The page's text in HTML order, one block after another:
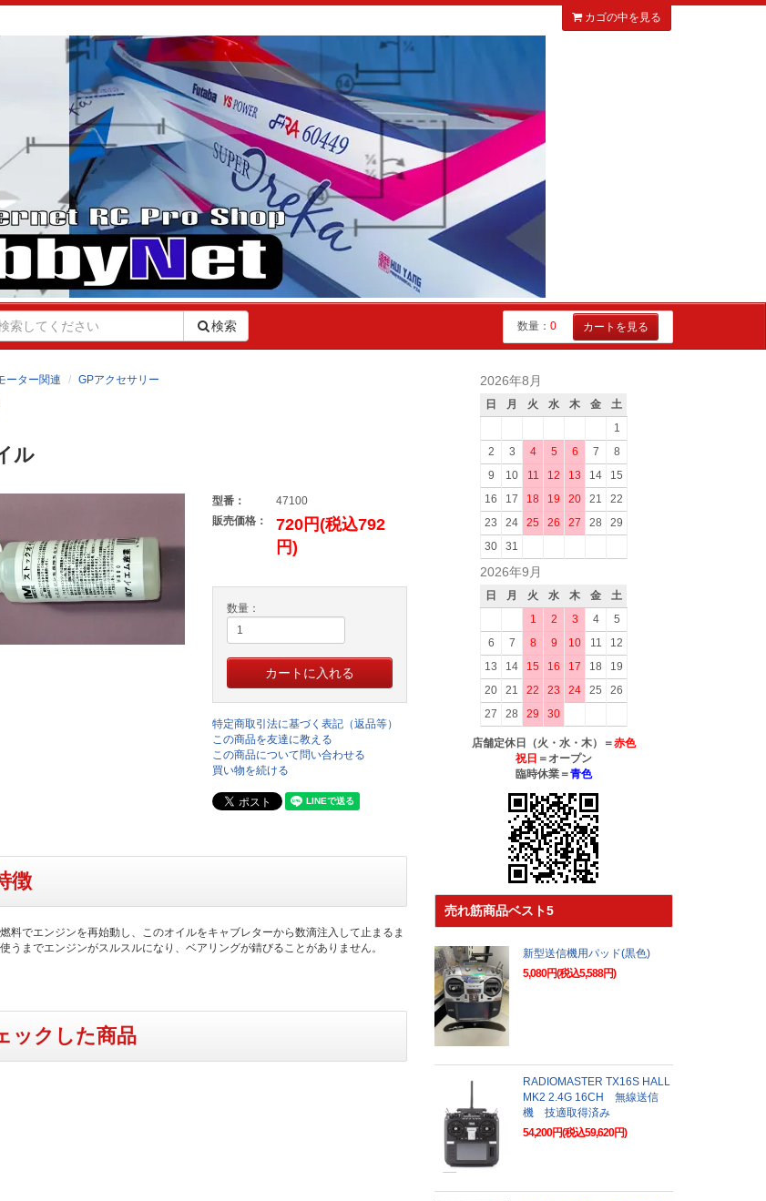
カゴの中を見る
検索 数量： 0 カートを見る
ーター関連
GPアクセサリー
ル
型番：
47100
販売価格：
720円(税込792
円)
数量：
特定商取引法に基づく表記（返品等）
この商品を友達に教える
この商品について問い合わせる
買い物を続ける
徴
料でエンジンを再始動し、このオイルをキャブレターから数滴注入して止まるま
うまでエンジンがスルスルになり、ベアリングが錆びることがありません。
ックした商品
2026年8月
日 月 火 水 木 金
土
1
2
3 4 5 6 7
8
9
10 11 12 13 14
15
16
17 18 19 20 21
22
23
24 25 26 27 28
29
30
31
2026年9月
日 月 火 水 木 金
土
1
2 3 4
5
6
7 8 9 10 11
12
13
14 15 16 17 18
19
20
21 22 23 24 25
26
27
28 29 30
店舗定休日（火・水・木）＝赤色
祝日 ＝オープン
臨時休業＝青色
売れ筋商品ベスト5
新型送信機用パッド(黒色)
5,080円(税込5,588円)
RADIOMASTER TX16S HALL
MK2 2.4G 16CH 無線送信
機 技適取得済み
54,200円(税込59,620円)